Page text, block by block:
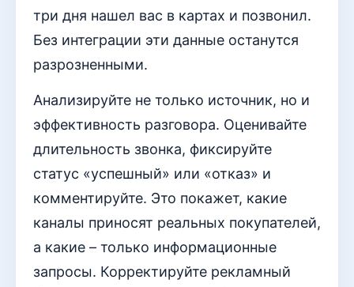
три дня нашел вас в картах и позвонил.
Без интеграции эти данные останутся
разрозненными.
Анализируйте не только источник, но и
эффективность разговора. Оценивайте
длительность звонка, фиксируйте
статус «успешный» или «отказ» и
комментируйте. Это покажет, какие
каналы приносят реальных покупателей,
а какие – только информационные
запросы. Корректируйте рекламный